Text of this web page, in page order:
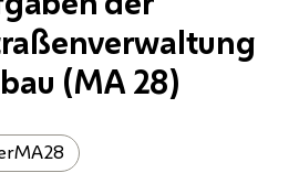
(MA28)
MA28